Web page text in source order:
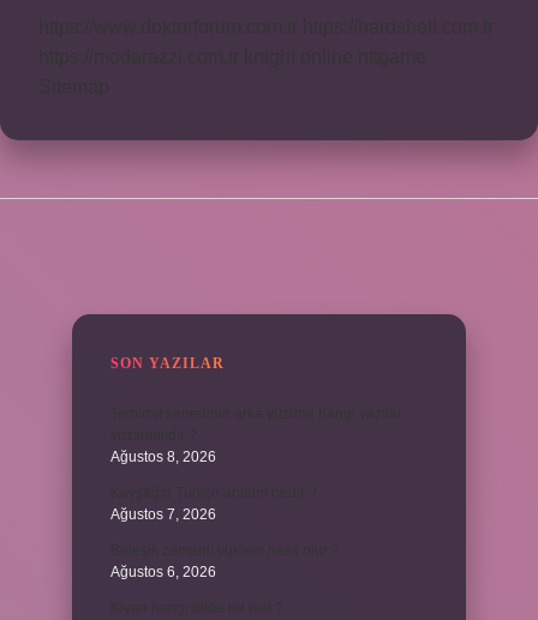
SON YAZILAR
Ağustos 8, 2026
Ağustos 7, 2026
Ağustos 6, 2026